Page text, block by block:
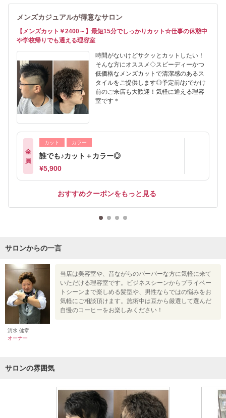
メンズカジュアルが得意なサロン
【メンズカット￥2400～】最短15分でしっかりカット☆仕事の休憩中
や学校帰りでも通える理容室
時間がないけどサクッとカットしたい！
そんな方にオススメ◇スピーディーかつ
低価格なメンズカットで清潔感のあるス
タイルをご提供します◎予定前/おでかけ
前のご来店も大歓迎！気軽に通える理容
室です＊
全
員
カット カラー
誰でも♪カット＋カラー◎
¥5,900
おすすめクーポンをもっと見る
サロンからの一言
清水 健章
オーナー
当店は美容室や、昔ながらのバーバーな方に気軽に来て
いただける理容室です。ビジネスシーンからプライベー
トシーンまで楽しめる髪型や、男性ならではの悩みをお
気軽にご相談頂けます。施術中は豆から厳選して選んだ
自慢のコーヒーをお楽しみください！
サロンの雰囲気